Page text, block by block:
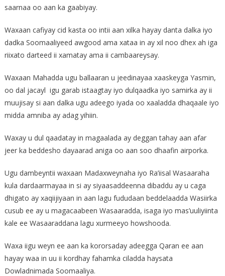
saarnaa oo aan ka gaabiyay.
Waxaan cafiyay cid kasta oo intii aan xilka hayay danta dalka iyo
dadka Soomaaliyeed awgood ama xataa in ay xil noo dhex ah iga
riixato darteed ii xamatay ama ii cambaareysay.
Waxaan Mahadda ugu ballaaran u jeedinayaa xaaskeyga Yasmin,
oo dal jacayl igu garab istaagtay iyo dulqaadka iyo samirka ay ii
muujisay si aan dalka ugu adeego iyada oo xaaladda dhaqaale iyo
midda amniba ay adag yihiin.
Waxay u dul qaadatay in magaalada ay deggan tahay aan afar
jeer ka beddesho dayaarad aniga oo aan soo dhaafin airporka.
Ugu dambeyntii waxaan Madaxweynaha iyo Ra’iisal Wasaaraha
kula dardaarmayaa in si ay siyaasaddeenna dibaddu ay u caga
dhigato ay xaqiijiyaan in aan lagu fududaan beddelaadda Wasiirka
cusub ee ay u magacaabeen Wasaaradda, isaga iyo mas’uuliyiinta
kale ee Wasaaraddana lagu xurmeeyo howshooda.
Waxa iigu weyn ee aan ka kororsaday adeegga Qaran ee aan
hayay waa in uu ii kordhay fahamka ciladda haysata
Dowladnimada Soomaaliya.